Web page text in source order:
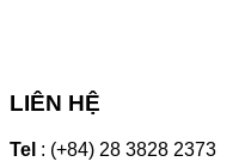
LIÊN HỆ
Tel : (+84) 28 3828 2373